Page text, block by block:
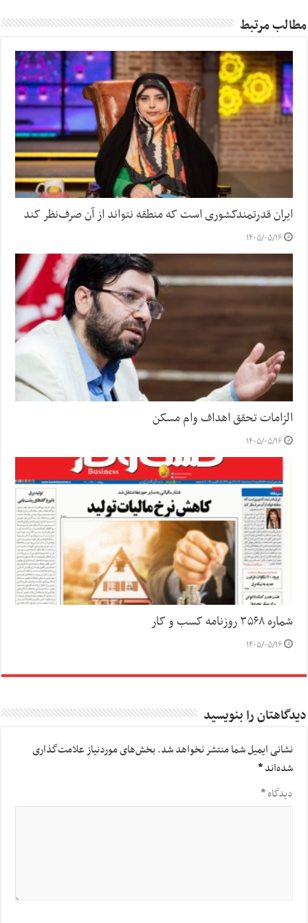
مطالب مرتبط
ایران قدرتمندکشوری است که منطقه نتواند از آن صرف‌نظر کند
۱۴۰۵/۰۵/۱۶
الزامات تحقق اهداف وام مسکن
۱۴۰۵/۰۵/۱۶
شماره ۳۵۶۸ روزنامه کسب و کار
۱۴۰۵/۰۵/۱۶
دیدگاهتان را بنویسید
نشانی ایمیل شما منتشر نخواهد شد.بخش‌های موردنیاز علامت‌گذاری
شده‌اند*
دیدگاه*